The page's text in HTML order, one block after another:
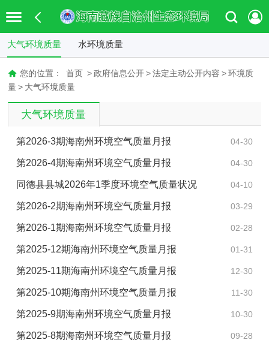
大气环境质量 水环境质量
您的位置： 首页 > 政府信息公开 > 法定主动公开内容 > 环境质
量 > 大气环境质量
大气环境质量
04-30
第2026-3期海南州环境空气质量月报
04-30
第2026-4期海南州环境空气质量月报
04-10
同德县县城2026年1季度环境空气质量状况
03-29
第2026-2期海南州环境空气质量月报
02-28
第2026-1期海南州环境空气质量月报
01-31
第2025-12期海南州环境空气质量月报
12-30
第2025-11期海南州环境空气质量月报
11-30
第2025-10期海南州环境空气质量月报
10-30
第2025-9期海南州环境空气质量月报
09-28
第2025-8期海南州环境空气质量月报